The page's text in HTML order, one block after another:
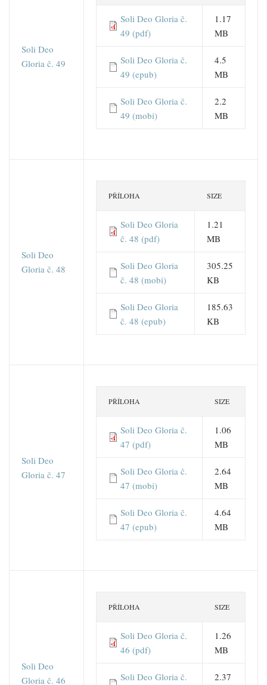
Soli Deo
Gloria č. 49
Soli Deo Gloria č.
49 (pdf)
1.17
MB
Soli Deo Gloria č.
49 (epub)
4.5
MB
Soli Deo Gloria č.
49 (mobi)
2.2
MB
Soli Deo
Gloria č. 48
PŘÍLOHA SIZE
Soli Deo Gloria
č. 48 (pdf)
1.21
MB
Soli Deo Gloria
č. 48 (mobi)
305.25
KB
Soli Deo Gloria
č. 48 (epub)
185.63
KB
Soli Deo
Gloria č. 47
PŘÍLOHA SIZE
Soli Deo Gloria č.
47 (pdf)
1.06
MB
Soli Deo Gloria č.
47 (mobi)
2.64
MB
Soli Deo Gloria č.
47 (epub)
4.64
MB
Soli Deo
Gloria č. 46
PŘÍLOHA SIZE
Soli Deo Gloria č.
46 (pdf)
1.26
MB
Soli Deo Gloria č. 2.37